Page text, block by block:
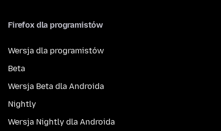
Firefox dla programistów
Wersja dla programistów
Beta
Wersja Beta dla Androida
Nightly
Wersja Nightly dla Androida